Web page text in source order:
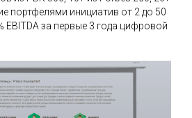
портфелями инициатив от 2 до 50
EBITDA за первые 3 года цифровой